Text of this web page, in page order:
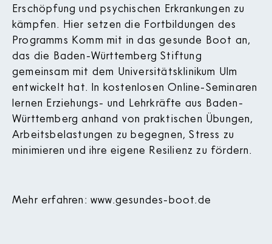
Erschöpfung und psychischen Erkrankungen zu
kämpfen. Hier setzen die Fortbildungen des
Programms Komm mit in das gesunde Boot an,
das die Baden-Württemberg Stiftung
gemeinsam mit dem Universitätsklinikum Ulm
entwickelt hat. In kostenlosen Online-Seminaren
lernen Erziehungs- und Lehrkräfte aus Baden-
Württemberg anhand von praktischen Übungen,
Arbeitsbelastungen zu begegnen, Stress zu
minimieren und ihre eigene Resilienz zu fördern.
Mehr erfahren: www.gesundes-boot.de